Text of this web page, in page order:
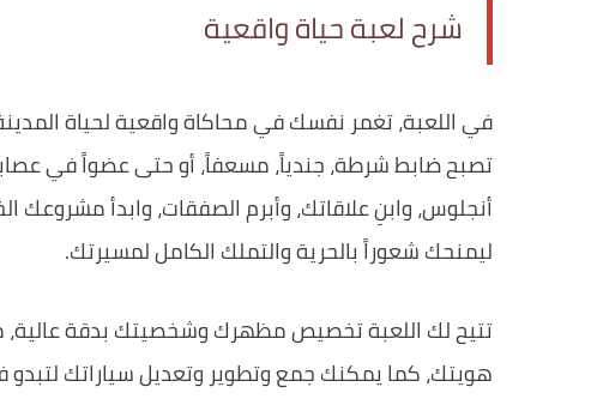
شرح لعبة حياة واقعية
في اللعبة، تغمر نفسك في محاكاة واقعية لحياة
تصبح ضابط شرطة، جندياً، مسعفاً، أو حتى عضواً في
أنجلوس، وابنِ علاقاتك، وأبرم الصفقات، وابدأ
ليمنحك شعوراً بالحرية والتملك الكامل لمسيرتك.
تتيح لك اللعبة تخصيص مظهرك وشخصيتك بدقة
هويتك، كما يمكنك جمع وتطوير وتعديل سياراتك